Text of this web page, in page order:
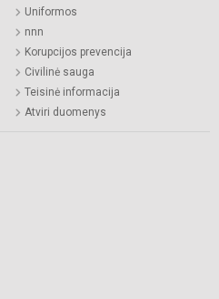
Uniformos
nnn
Korupcijos prevencija
Civilinė sauga
Teisinė informacija
Atviri duomenys